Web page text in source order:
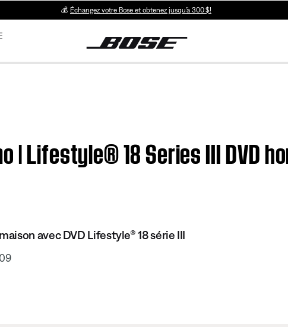
💰 Échangez votre Bose et obtenez jusqu’à 300 $!
| Lifestyle® 18 Series III DVD
avec DVD Lifestyle® 18 série III